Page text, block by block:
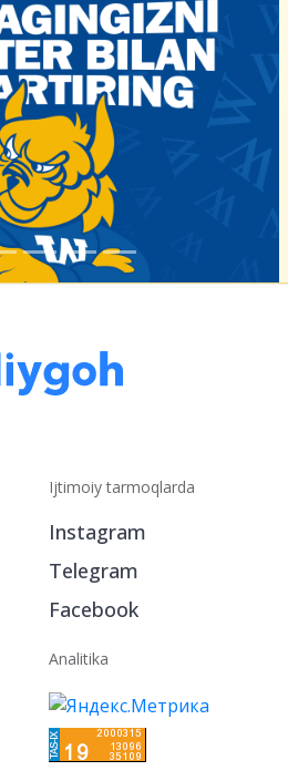
Ijtimoiy tarmoqlarda
Instagram
Telegram
Facebook
Analitika